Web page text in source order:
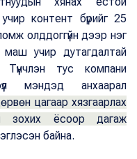
контент бүрийг 25
олддоггүйн дээр нэг
учир дутагдалтай
тус компани
мэндэд анхаарал
цагаар хязгаарлах
зохих ёсоор дагаж
байна.